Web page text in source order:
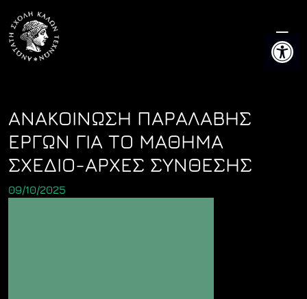
content
ΑΝΑΚΟΙΝΩΣΗ ΠΑΡΑΛΑΒΗΣ
ΕΡΓΩΝ ΓΙΑ ΤΟ ΜΑΘΗΜΑ
ΣΧΕΔΙΟ-ΑΡΧΕΣ ΣΥΝΘΕΣΗΣ
09/10/2025